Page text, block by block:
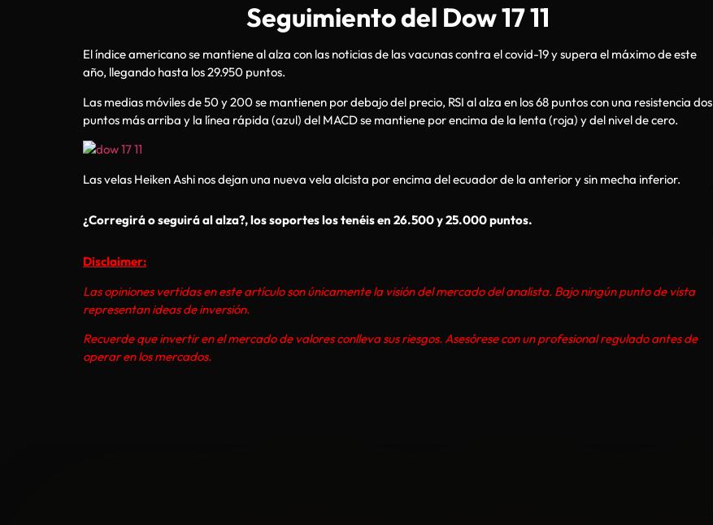
Seguimiento del Dow 17 11
El índice americano se mantiene al alza con las noticias de las vacunas contra el covid-19 y supera el máximo de este
año, llegando hasta los 29.950 puntos.
Las medias móviles de 50 y 200 se mantienen por debajo del precio, RSI al alza en los 68 puntos con una resistencia dos
puntos más arriba y la línea rápida (azul) del MACD se mantiene por encima de la lenta (roja) y del nivel de cero.
Las velas Heiken Ashi nos dejan una nueva vela alcista por encima del ecuador de la anterior y sin mecha inferior.
¿Corregirá o seguirá al alza?, los soportes los tenéis en 26.500 y 25.000 puntos.
Disclaimer:
Las opiniones vertidas en este artículo son únicamente la visión del mercado del analista. Bajo ningún punto de vista
representan ideas de inversión.
Recuerde que invertir en el mercado de valores conlleva sus riesgos. Asesórese con un profesional regulado antes de
operar en los mercados.